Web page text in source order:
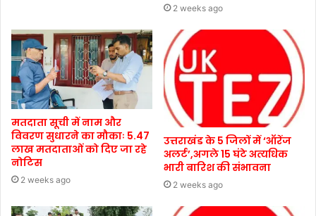
2 weeks ago
मतदाता सूची में नाम और
विवरण सुधारने का मौकाः 5.47
लाख मतदाताओं को दिए जा रहे
नोटिस
2 weeks ago
उत्तराखंड के 5 जिलों में ‘ऑरेंज
अलर्ट’,अगले 15 घंटे अत्यधिक
भारी बारिश की संभावना
2 weeks ago